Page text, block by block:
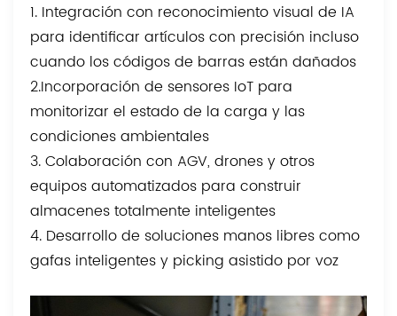
1. Integración con reconocimiento visual de IA
para identificar artículos con precisión incluso
cuando los códigos de barras están dañados
2.Incorporación de sensores IoT para
monitorizar el estado de la carga y las
condiciones ambientales
3. Colaboración con AGV, drones y otros
equipos automatizados para construir
almacenes totalmente inteligentes
4. Desarrollo de soluciones manos libres como
gafas inteligentes y picking asistido por voz